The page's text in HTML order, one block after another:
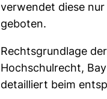
verwendet diese
geboten.
Rechtsgrundlage
Hochschulrecht,
detailliert beim